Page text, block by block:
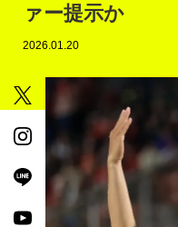
ァー提示か
2026.01.20